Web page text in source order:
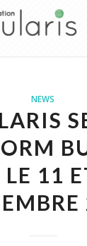
NEWS
LE 11